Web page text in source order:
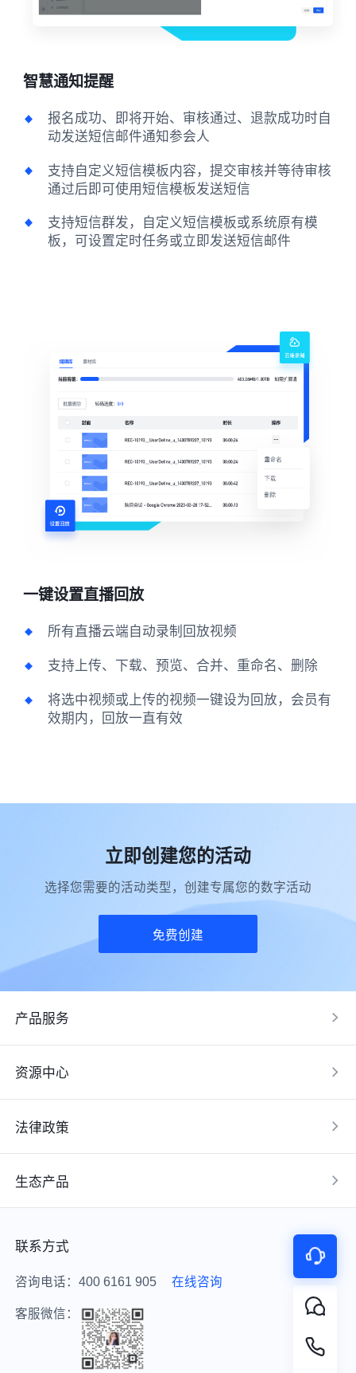
智慧通知提醒
报名成功、即将开始、审核通过、退款成功时自
动发送短信邮件通知参会人
支持自定义短信模板内容，提交审核并等待审核
通过后即可使用短信模板发送短信
支持短信群发，自定义短信模板或系统原有模
板，可设置定时任务或立即发送短信邮件
一键设置直播回放
所有直播云端自动录制回放视频
支持上传、下载、预览、合并、重命名、删除
将选中视频或上传的视频一键设为回放，会员有
效期内，回放一直有效
立即创建您的活动
选择您需要的活动类型，创建专属您的数字活动
免费创建
产品服务
资源中心
法律政策
生态产品
联系方式
咨询电话：400 6161 905 在线咨询
客服微信：